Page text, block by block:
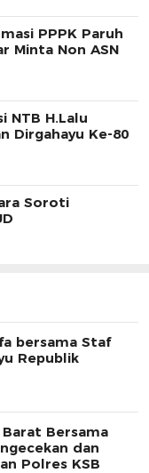
PPPK Paruh
Minta Non ASN
NTB H.Lalu
Dirgahayu Ke-80
Soroti
bersama Staf
Republik
Bersama
dan
Polres KSB